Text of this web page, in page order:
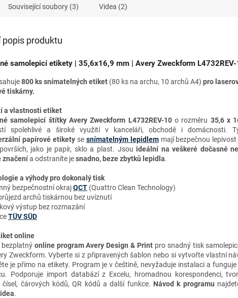
Související soubory (3) Videa (2)
popis produktu
samolepicí etikety | 35,6x16,9 mm | Avery Zweckform
800 ks snímatelných etiket (80 ks na archu, 10 archů A4) pro
tiskárny.
a vlastnosti etiket
samolepicí štítky Avery Zweckform L4732REV-10o rozměru 35,6 x
spolehlivé a široké využití v kanceláři, obchodě i domácnosti.
papírové etiketyse snímatelným lepidlemmají bezpečnou
jako je papír, sklo a plast. Jsouideální na veškeré dočasné
značenía odstraníte jesnadno, beze zbytků lepidla.
a výhodypro dokonalý tisk
bezpečnostní okrajQCT (Quattro Clean Technology)
archů tiskárnou bez uvíznutí
výstup bez rozmazání
TÜV SÜD
online
bezplatnýonline program Avery Design & Print pro snadný tisk
Zweckform. Vyberte si z připravených šablon nebo si vytvořte vlastní
je přímo na etikety. Program je v češtině, nevyžaduje instalaci a
Podporuje import databází z Excelu, hromadnou korespondenci,
čísel, čárových kódů, QR kódů a další funkce. Návod k programu
.